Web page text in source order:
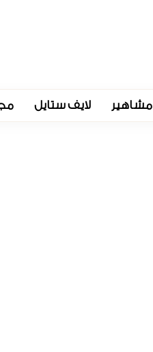
مشاهير لايف ستايل